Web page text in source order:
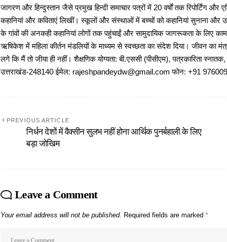
जागरण और हिन्दुस्तान जैसे प्रमुख हिन्दी समाचार पत्रों में 20 वर्षों तक रिपोर्टिंग
कहानियां और कविताएं लिखीं। स्कूलों और संस्थाओं में बच्चों को कहानियां सुनाना
के गांवों की अनकही कहानियां लोगों तक पहुंचाईं और सामुदायिक जागरूकता के लिए
ऋषिकेश में महिला कीर्तन मंडलियों के माध्यम से स्वच्छता का संदेश दिया। जीवन का
लगे कि मैं तो जीया ही नहीं। शैक्षणिक योग्यता: बी.एससी (पीसीएम), पत्रकारिता
उत्तराखंड-248140 ईमेल: rajeshpandeydw@gmail.com फोन: +91
PREVIOUS ARTICLE
निर्धन देशों में वैक्सीन सुलभ नहीं होना आर्थिक पुनर्बहाली के लिए
बड़ा जोखिम
Leave a Comment
Your email address will not be published. Required fields are marked *